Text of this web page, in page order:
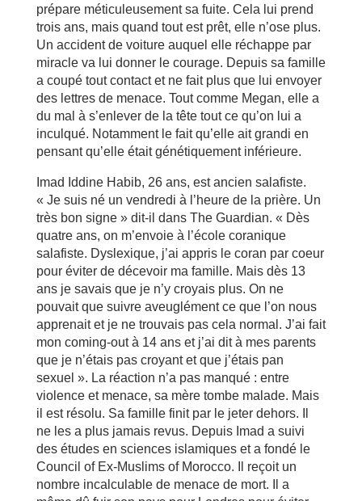
prépare méticuleusement sa fuite. Cela lui prend
trois ans, mais quand tout est prêt, elle n’ose plus.
Un accident de voiture auquel elle réchappe par
miracle va lui donner le courage. Depuis sa famille
a coupé tout contact et ne fait plus que lui envoyer
des lettres de menace. Tout comme Megan, elle a
du mal à s’enlever de la tête tout ce qu’on lui a
inculqué. Notamment le fait qu’elle ait grandi en
pensant qu’elle était génétiquement inférieure.
Imad Iddine Habib, 26 ans, est ancien salafiste.
« Je suis né un vendredi à l’heure de la prière. Un
très bon signe » dit-il dans The Guardian. « Dès
quatre ans, on m’envoie à l’école coranique
salafiste. Dyslexique, j’ai appris le coran par coeur
pour éviter de décevoir ma famille. Mais dès 13
ans je savais que je n’y croyais plus. On ne
pouvait que suivre aveuglément ce que l’on nous
apprenait et je ne trouvais pas cela normal. J’ai fait
mon coming-out à 14 ans et j’ai dit à mes parents
que je n’étais pas croyant et que j’étais pan
sexuel ». La réaction n’a pas manqué : entre
violence et menace, sa mère tombe malade. Mais
il est résolu. Sa famille finit par le jeter dehors. Il
ne les a plus jamais revus. Depuis Imad a suivi
des études en sciences islamiques et a fondé le
Council of Ex-Muslims of Morocco. Il reçoit un
nombre incalculable de menace de mort. Il a